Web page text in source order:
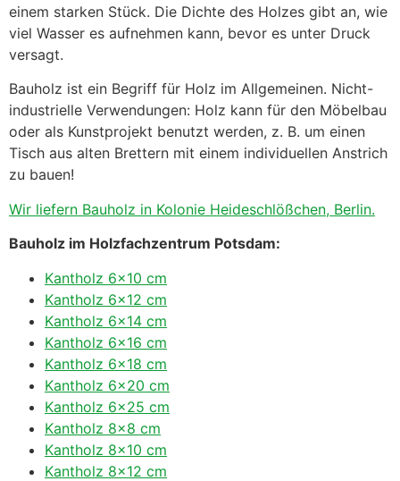
einem starken Stück. Die Dichte des Holzes gibt an, wie
viel Wasser es aufnehmen kann, bevor es unter Druck
versagt.
Bauholz ist ein Begriff für Holz im Allgemeinen. Nicht-
industrielle Verwendungen: Holz kann für den Möbelbau
oder als Kunstprojekt benutzt werden, z. B. um einen
Tisch aus alten Brettern mit einem individuellen Anstrich
zu bauen!
Wir liefern Bauholz in Kolonie Heideschlößchen, Berlin.
Bauholz im Holzfachzentrum Potsdam:
Kantholz 6×10 cm
Kantholz 6×12 cm
Kantholz 6×14 cm
Kantholz 6×16 cm
Kantholz 6×18 cm
Kantholz 6×20 cm
Kantholz 6×25 cm
Kantholz 8×8 cm
Kantholz 8×10 cm
Kantholz 8×12 cm